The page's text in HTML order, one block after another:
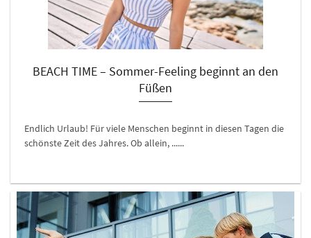
BEACH TIME – Sommer-Feeling beginnt an den
Füßen
Endlich Urlaub! Für viele Menschen beginnt in diesen Tagen die
schönste Zeit des Jahres. Ob allein, ......